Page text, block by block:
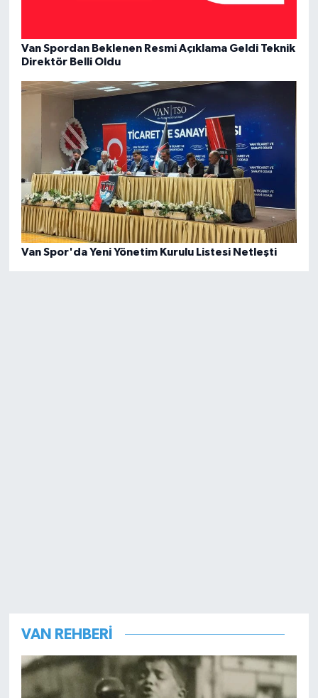
Van Spordan Beklenen Resmi Açıklama Geldi Teknik
Direktör Belli Oldu
Van Spor'da Yeni Yönetim Kurulu Listesi Netleşti
VAN REHBERİ